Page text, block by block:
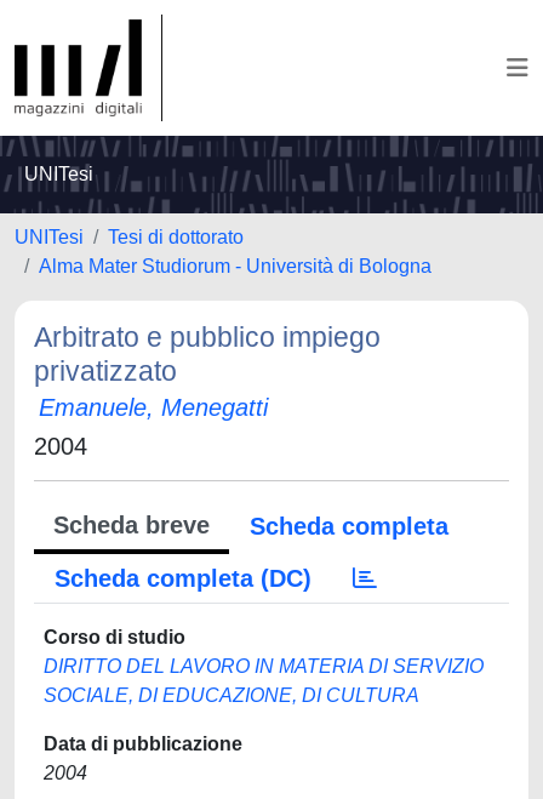
UNITesi
UNITesi
Tesi di dottorato
Alma Mater Studiorum - Università di Bologna
Arbitrato e pubblico impiego
privatizzato
Emanuele, Menegatti
2004
Scheda breve
Scheda completa
Scheda completa (DC)
Corso di studio
DIRITTO DEL LAVORO IN MATERIA DI SERVIZIO
SOCIALE, DI EDUCAZIONE, DI CULTURA
Data di pubblicazione
2004